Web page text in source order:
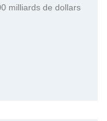
milliards de dollars